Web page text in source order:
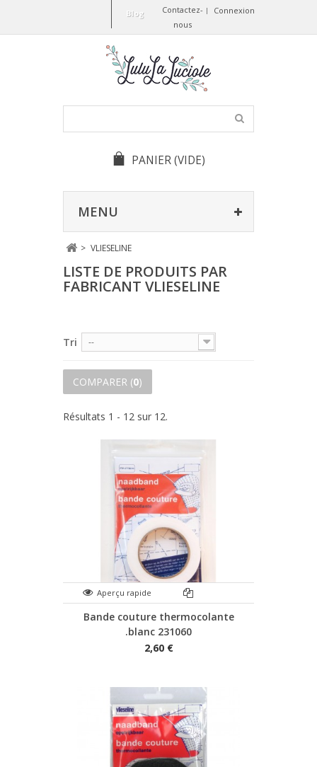
Connexion
Contactez-
nous
Blog
PANIER(VIDE)
MENU
> VLIESELINE
LISTE DE PRODUITS PAR
FABRICANT VLIESELINE
Tri --
COMPARER (0)
Résultats 1 - 12 sur 12.
Aperçu rapide
Bande couture thermocolante
.blanc 231060
2,60 €